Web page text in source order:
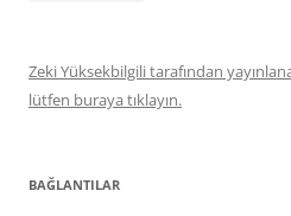
Zeki Yüksekbilgili tarafından
lütfen buraya tıklayın.
BAĞLANTILAR